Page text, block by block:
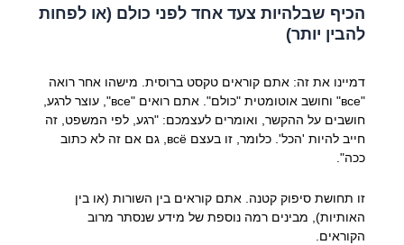
הכיף שבלהיות צעד אחד לפני כולם (או לפחות
להבין יותר)
דמיינו את זה: אתם קוראים טקסט ברוסית. מישהו אחר רואה
"все" וחושב אוטומטית "כולם". אתם רואים "все", עוצר לרגע,
חושבים על ההקשר, ואומרים לעצמכם: "רגע, לפי המשפט, זה
חייב להיות 'הכל'. כלומר, זו בעצם всё, גם אם זה לא כתוב
ככה".
זו תחושת סיפוק קטנה. אתם קוראים בין השורות (או בין
האותיות), מבינים רמה נוספת של מידע שנסתר מרוב
הקוראים.